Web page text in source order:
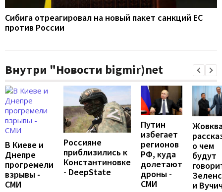
Сибига отреагировал на новый пакет санкций ЕС
против России
Внутри "Новости bigmir)net
В Киеве и
Днепре
прогремели
взрывы -
СМИ
Россияне
приблизились к
Константиновке
- DeepState
Путин
избегает
регионов
РФ, куда
долетают
дроны -
СМИ
о чем
будут
и